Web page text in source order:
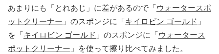
あまりにも「とれあじ」に差があるので「 ウォータースポ
ットクリーナー 」のスポンジに「 キイロビン ゴールド 」
を「 キイロビン ゴールド 」のスポンジに「 ウォータース
ポットクリーナー 」を使って擦り比べてみました。